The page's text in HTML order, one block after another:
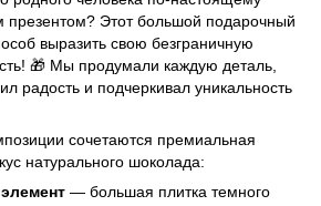
презентом? Этот большой подарочный
выразить свою безграничную
🎁 Мы продумали каждую деталь,
радость и подчеркивал уникальность
сочетаются премиальная
натурального шоколада:
— большая плитка темного